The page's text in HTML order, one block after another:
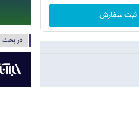
ثبت سفارش
در بحث